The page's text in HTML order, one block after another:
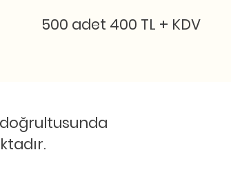
500 adet 400 TL + KDV